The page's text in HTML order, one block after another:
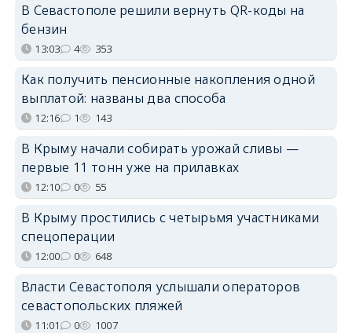
В Севастополе решили вернуть QR-коды на
бензин
13:03 4 353
Как получить пенсионные накопления одной
выплатой: названы два способа
12:16 1 143
В Крыму начали собирать урожай сливы —
первые 11 тонн уже на прилавках
12:10 0 55
В Крыму простились с четырьмя участниками
спецоперации
12:00 0 648
Власти Севастополя услышали операторов
севастопольских пляжей
11:01 0 1007